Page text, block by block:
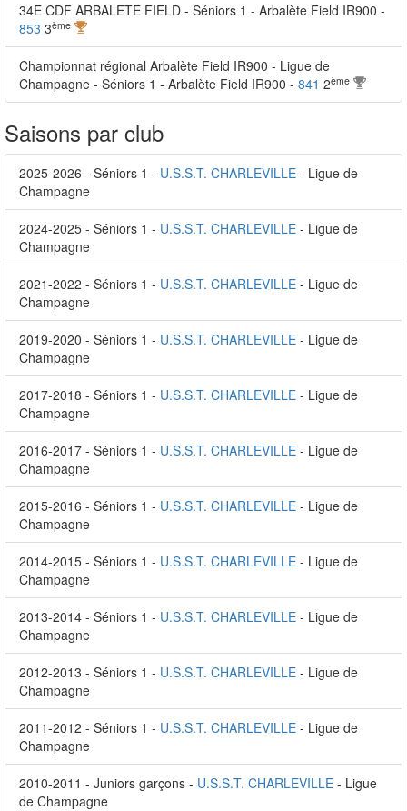
34E CDF ARBALETE FIELD - Séniors 1 - Arbalète Field IR900 -
853 3ème
Championnat régional Arbalète Field IR900 - Ligue de
Champagne - Séniors 1 - Arbalète Field IR900 - 841 2ème
Saisons par club
2025-2026 - Séniors 1 - U.S.S.T. CHARLEVILLE - Ligue de
Champagne
2024-2025 - Séniors 1 - U.S.S.T. CHARLEVILLE - Ligue de
Champagne
2021-2022 - Séniors 1 - U.S.S.T. CHARLEVILLE - Ligue de
Champagne
2019-2020 - Séniors 1 - U.S.S.T. CHARLEVILLE - Ligue de
Champagne
2017-2018 - Séniors 1 - U.S.S.T. CHARLEVILLE - Ligue de
Champagne
2016-2017 - Séniors 1 - U.S.S.T. CHARLEVILLE - Ligue de
Champagne
2015-2016 - Séniors 1 - U.S.S.T. CHARLEVILLE - Ligue de
Champagne
2014-2015 - Séniors 1 - U.S.S.T. CHARLEVILLE - Ligue de
Champagne
2013-2014 - Séniors 1 - U.S.S.T. CHARLEVILLE - Ligue de
Champagne
2012-2013 - Séniors 1 - U.S.S.T. CHARLEVILLE - Ligue de
Champagne
2011-2012 - Séniors 1 - U.S.S.T. CHARLEVILLE - Ligue de
Champagne
2010-2011 - Juniors garçons - U.S.S.T. CHARLEVILLE - Ligue
de Champagne